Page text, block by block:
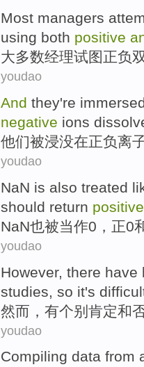
Most managers
using both positive
大多数经理试图正负
youdao
And they're
negative ions
他们被浸没在正负离
youdao
NaN is also treated
should return positive
NaN也被当作0 ， 正0
youdao
However, there have
studies so it's
然而 ， 有个别 肯定和
youdao
Compiling data from